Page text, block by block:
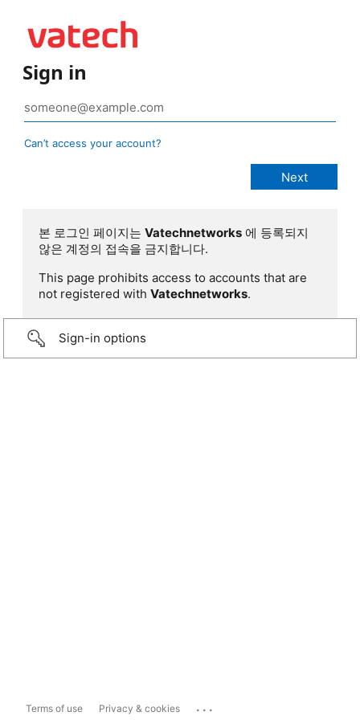
Sign in
Can’t access your account?
본 로그인 페이지는 Vatechnetworks 에 등록되지
않은 계정의 접속을 금지합니다.
This page prohibits access to accounts that are
not registered with Vatechnetworks.
Sign-in options
Terms of use Privacy & cookies ...